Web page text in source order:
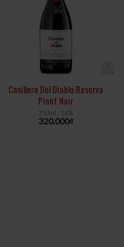
Casillero Del Diablo Reserva
Pinot Noir
750ml / 14%
320.000₫